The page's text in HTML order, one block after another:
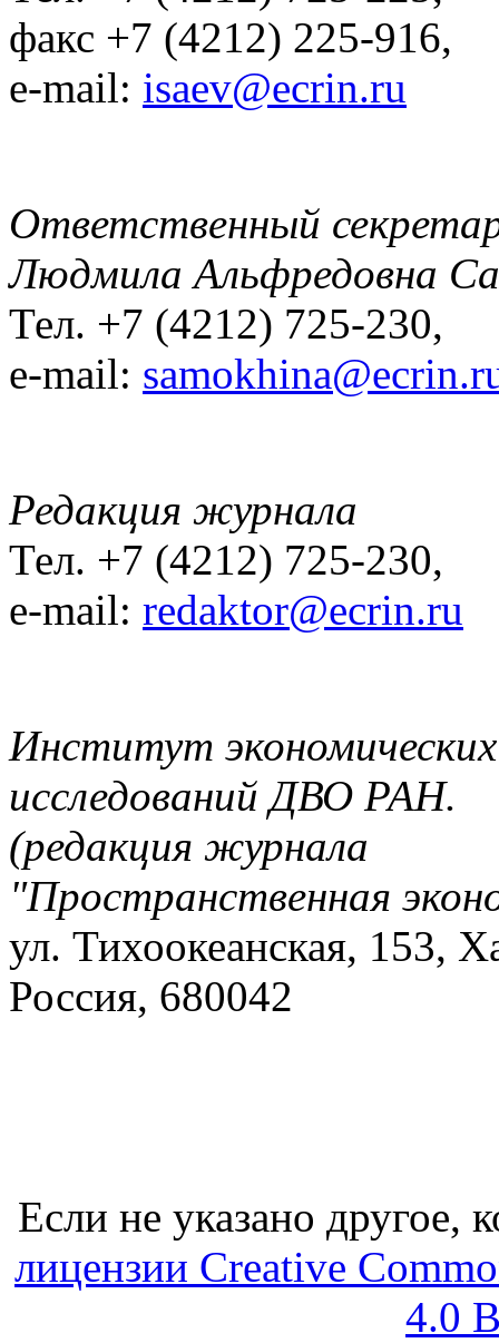
факс +7 (4212) 225-916,
e-mail: isaev@ecrin.ru
Ответственный
Людмила Альфредовна
Тел. +7 (4212) 725-230,
e-mail:
Редакция журнала
Тел. +7 (4212) 725-230,
e-mail: redaktor@ecrin.ru
Институт экономических
исследований ДВО РАН.
(редакция журнала
"Пространственная
ул. Тихоокеанская, 153,
Россия, 680042
Если не указано другое,
лицензии Creative
4.0